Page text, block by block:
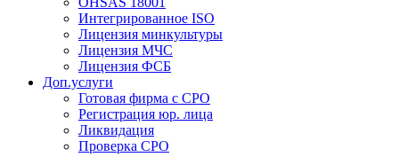
Интегрированное ISO
Лицензия минкультуры
Лицензия МЧС
Лицензия ФСБ
Доп.услуги
Готовая фирма с СРО
Регистрация юр. лица
Ликвидация
Проверка СРО